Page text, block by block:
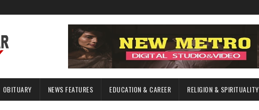
OBITUARY NEWS FEATURES EDUCATION & CAREER RELIGION & SPIRITUALITY